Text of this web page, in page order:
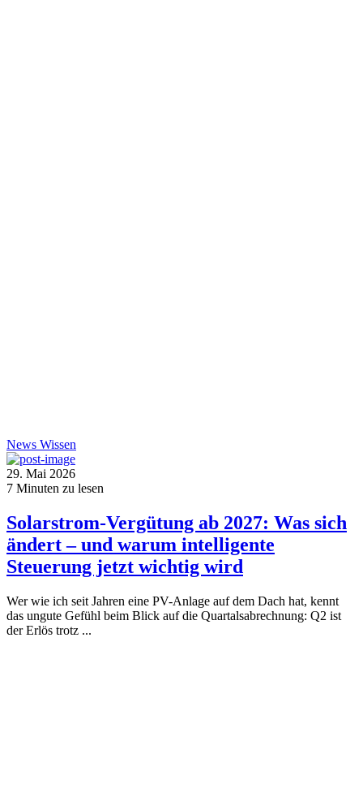
News Wissen
29. Mai 2026
7 Minuten zu lesen
Solarstrom-Vergütung ab 2027: Was sich
ändert – und warum intelligente
Steuerung jetzt wichtig wird
Wer wie ich seit Jahren eine PV-Anlage auf dem Dach hat, kennt
das ungute Gefühl beim Blick auf die Quartalsabrechnung: Q2 ist
der Erlös trotz ...